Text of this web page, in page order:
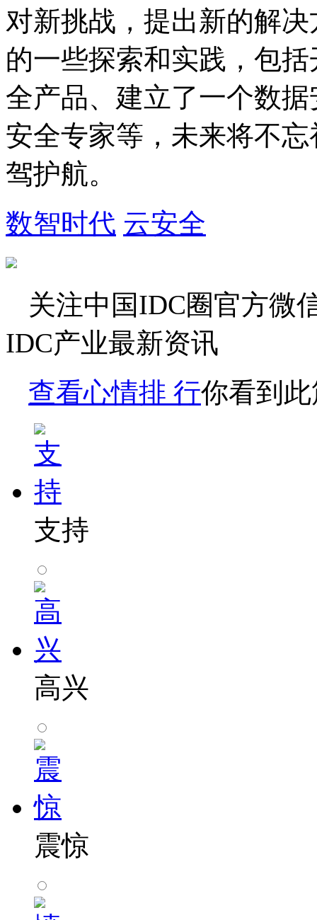
对新挑战，提出新的解
的一些探索和实践，包
全产品、建立了一个数
安全专家等，未来将不
驾护航。
数智时代 云安全
关注中国IDC圈官方微
IDC产业最新资讯
查看心情排 行你看到
支持
高兴
震惊